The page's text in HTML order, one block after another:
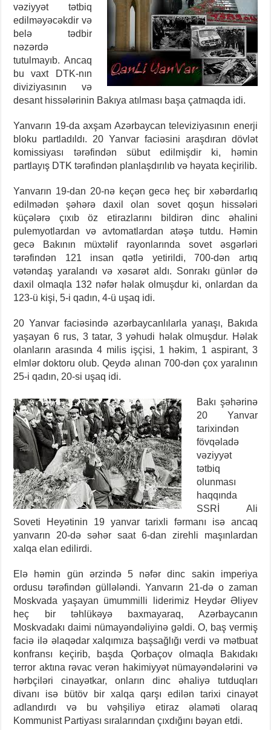
vəziyyət tətbiq
edilməyəcəkdir və
belə tədbir
nəzərdə
tutulmayıb. Ancaq
bu vaxt DTK-nın
diviziyasının və
desant hissələrinin Bakıya atılması başa çatmaqda idi.
Yanvarın 19-da axşam Azərbaycan televiziyasının enerji
bloku partladıldı. 20 Yanvar faciəsini araşdıran dövlət
komissiyası tərəfindən sübut edilmişdir ki, həmin
partlayış DTK tərəfindən planlaşdırılıb və həyata keçirilib.
Yanvarın 19-dan 20-nə keçən gecə heç bir xəbərdarlıq
edilmədən şəhərə daxil olan sovet qoşun hissələri
küçələrə çıxıb öz etirazlarını bildirən dinc əhalini
pulemyotlardan və avtomatlardan atəşə tutdu. Həmin
gecə Bakının müxtəlif rayonlarında sovet əsgərləri
tərəfindən 121 insan qətlə yetirildi, 700-dən artıq
vətəndaş yaralandı və xəsarət aldı. Sonrakı günlər də
daxil olmaqla 132 nəfər həlak olmuşdur ki, onlardan da
123-ü kişi, 5-i qadın, 4-ü uşaq idi.
20 Yanvar faciəsində azərbaycanlılarla yanaşı, Bakıda
yaşayan 6 rus, 3 tatar, 3 yəhudi həlak olmuşdur. Həlak
olanların arasında 4 milis işçisi, 1 həkim, 1 aspirant, 3
elmlər doktoru olub. Qeydə alınan 700-dən çox yaralının
25-i qadın, 20-si uşaq idi.
Bakı şəhərinə
20 Yanvar
tarixindən
fövqəladə
vəziyyət
tətbiq
olunması
haqqında
SSRİ Ali
Soveti Heyətinin 19 yanvar tarixli fərmanı isə ancaq
yanvarın 20-də səhər saat 6-dan zirehli maşınlardan
xalqa elan edilirdi.
Elə həmin gün ərzində 5 nəfər dinc sakin imperiya
ordusu tərəfindən güllələndi. Yanvarın 21-də o zaman
Moskvada yaşayan ümummilli liderimiz Heydər Əliyev
heç bir təhlükəyə baxmayaraq, Azərbaycanın
Moskvadakı daimi nümayəndəliyinə gəldi. O, baş vermiş
faciə ilə əlaqədar xalqımıza başsağlığı verdi və mətbuat
konfransı keçirib, başda Qorbaçov olmaqla Bakıdakı
terror aktına rəvac verən hakimiyyət nümayəndələrini və
hərbçiləri cinayətkar, onların dinc əhaliyə tutduqları
divanı isə bütöv bir xalqa qarşı edilən tarixi cinayət
adlandırdı və bu vəhşiliyə etiraz əlaməti olaraq
Kommunist Partiyası sıralarından çıxdığını bəyan etdi.